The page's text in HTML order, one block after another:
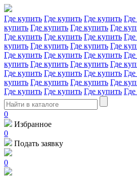
Где купить Где купить Где купить
купить Где купить Где купить Где
Где купить Где купить Где купить
купить Где купить Где купить Где
Где купить Где купить Где купить
купить Где купить Где купить Где
Где купить Где купить Где купить
купить Где купить Где купить Где
Где купить Где купить Где купить
0
Избранное
0
Подать заявку
0